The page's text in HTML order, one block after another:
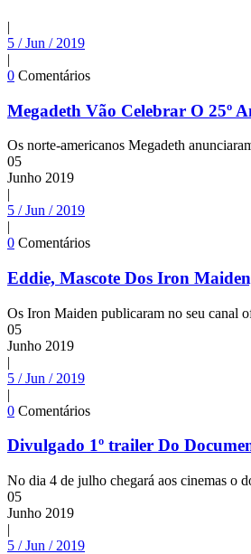
|
5 / Jun / 2019
|
0 Comentários
Megadeth Vão Celebrar O 25º
Os norte-americanos Megadeth
05
Junho 2019
|
5 / Jun / 2019
|
0 Comentários
Eddie, Mascote Dos Iron
Os Iron Maiden publicaram no seu canal
05
Junho 2019
|
5 / Jun / 2019
|
0 Comentários
Divulgado 1º trailer Do
No dia 4 de julho chegará aos cinemas o
05
Junho 2019
|
5 / Jun / 2019